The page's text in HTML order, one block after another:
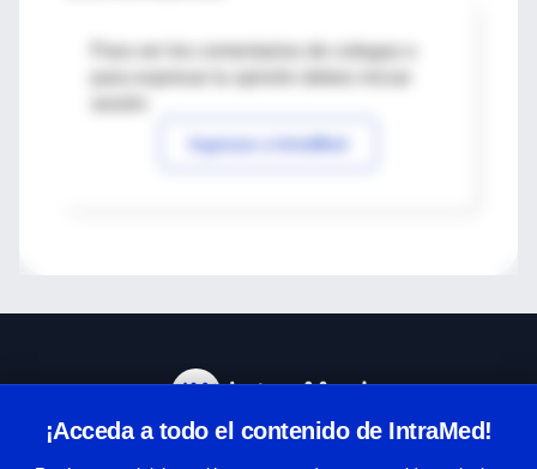
Para ver los comentarios de colegas o
Ingresar a IntraMed
¡Acceda a todo el contenido de IntraMed!